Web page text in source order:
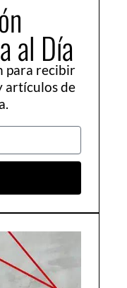
al Día
para recibir
artículos de